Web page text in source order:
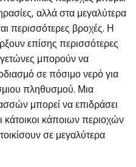
αλλά στα μεγαλύτερα
περισσότερες βροχές. Η
επίσης περισσότερες
μπορούν να
σε πόσιμο νερό για
πληθυσμού. Μια
μπορεί να επιδράσει
κάτοικοι κάποιων περιοχών
σε μεγαλύτερα